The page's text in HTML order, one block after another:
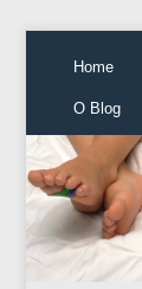
Home
O Blog